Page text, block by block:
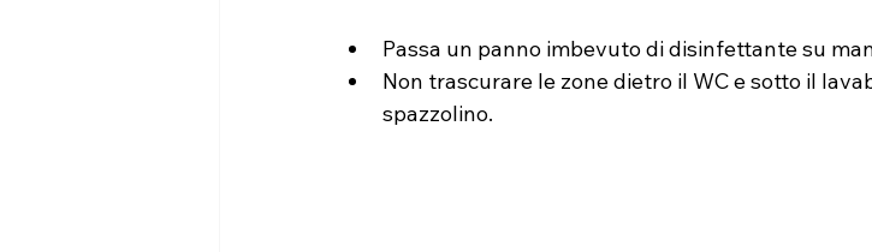
Passa un panno imbevuto di disinfettante su
Non trascurare le zone dietro il WC e sotto il
spazzolino.